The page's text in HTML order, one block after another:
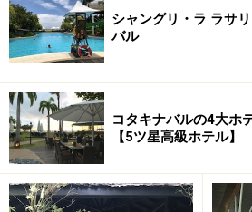
りますが、コタキナバル市内にも
ンを食べられる店は多数あります
しやすくて人気の高い成興茶餐室
しましょう。
コタキナバルでトゥアラ
食べるなら成興茶餐室へ
シャングリ・ラ ラサ
バル
コタキナバルの4大ホ
【5ツ星高級ホテル】